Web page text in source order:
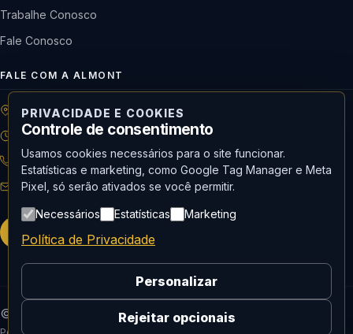
Trabalhe Conosco
Fale Conosco
FALE COM A ALMONT
R: Horácio de Castilho, 284 Vila Maria | São Paulo-SP
08h às 18h | Seg. a Qui. | 08h às 17h | Sex.
11 3488-9300 RECEPÇÃO
recepcao@almont.com.br
Solicitar orçamento
© 2026 Almont do Brasil — Todos os direitos reservados.
PRIVACIDADE E COOKIES
Controle de consentimento
Usamos cookies necessários para o site funcionar.
Estatísticas e marketing, como Google Tag Manager e Meta
Pixel, só serão ativados se você permitir.
Necessários Estatísticas Marketing
Política de Privacidade
Personalizar
Rejeitar opcionais